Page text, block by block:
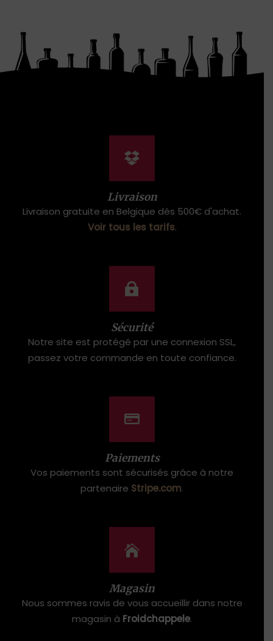
Livraison
Livraison gratuite en Belgique dès 500€ d'achat.
Voir tous les tarifs.
Sécurité
Notre site est protégé par une connexion SSL,
passez votre commande en toute confiance.
Paiements
Vos paiements sont sécurisés grâce à notre
partenaire Stripe.com.
Magasin
Nous sommes ravis de vous accueillir dans notre
magasin à Froidchappele.